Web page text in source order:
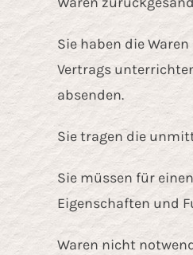
Sie haben die
Vertrags
absenden.
Sie tragen die
Sie müssen für
Eigenschaften und
Waren nicht